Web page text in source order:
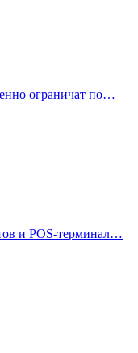
ограничат по…
и POS-терминал…